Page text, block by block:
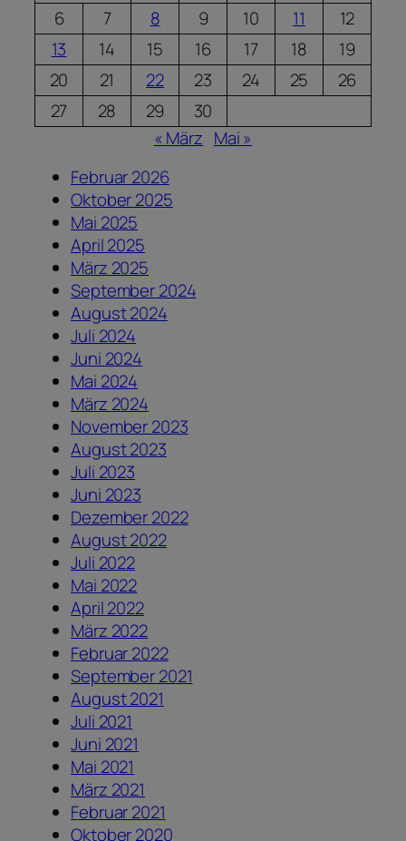
6
7 8 9 10 11
12
13
14 15 16 17 18
19
20
21 22 23 24 25
26
27
28 29
30
« März Mai »
Februar 2026
Oktober 2025
Mai 2025
April 2025
März 2025
September 2024
August 2024
Juli 2024
Juni 2024
Mai 2024
März 2024
November 2023
August 2023
Juli 2023
Juni 2023
Dezember 2022
August 2022
Juli 2022
Mai 2022
April 2022
März 2022
Februar 2022
September 2021
August 2021
Juli 2021
Juni 2021
Mai 2021
März 2021
Februar 2021
Oktober 2020